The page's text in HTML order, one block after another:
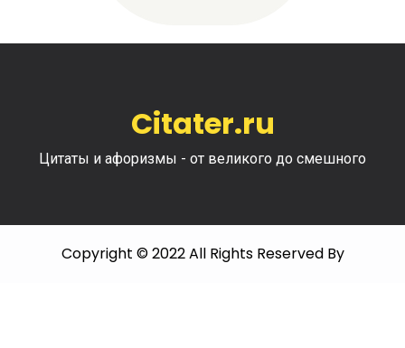
Citater.ru
Цитаты и афоризмы - от великого до смешного
Copyright © 2022 All Rights Reserved By